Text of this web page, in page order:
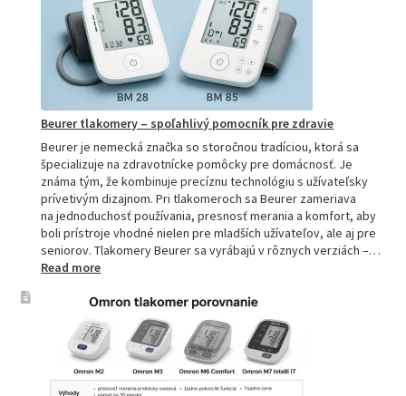
Beurer tlakomery – spoľahlivý pomocník pre zdravie
Beurer je nemecká značka so storočnou tradíciou, ktorá sa
špecializuje na zdravotnícke pomôcky pre domácnosť. Je
známa tým, že kombinuje precíznu technológiu s užívateľsky
prívetivým dizajnom. Pri tlakomeroch sa Beurer zameriava
na jednoduchosť používania, presnosť merania a komfort, aby
boli prístroje vhodné nielen pre mladších užívateľov, ale aj pre
seniorov. Tlakomery Beurer sa vyrábajú v rôznych verziách –…
Read more:
tlakomery
spoľahlivý
pomocník
pre
zdravie